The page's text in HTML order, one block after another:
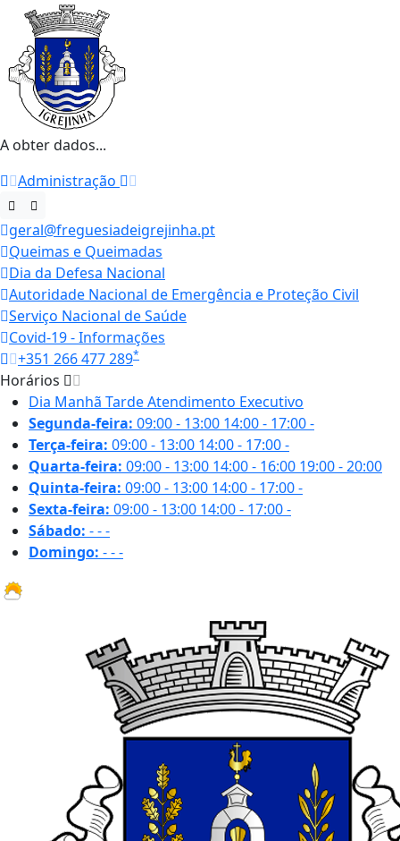
A obter dados...
Administração
geral@freguesiadeigrejinha.pt
Queimas e Queimadas
Dia da Defesa Nacional
Autoridade Nacional de Emergência e Proteção Civil
Serviço Nacional de Saúde
Covid-19 - Informações
+351 266 477 289*
Horários
Dia Manhã TardeAtendimento Executivo
Segunda-feira: 09:00 - 13:00 14:00 - 17:00-
Terça-feira: 09:00 - 13:00 14:00 - 17:00-
Quarta-feira: 09:00 - 13:00 14:00 - 16:00 19:00 - 20:00
Quinta-feira: 09:00 - 13:00 14:00 - 17:00-
Sexta-feira: 09:00 - 13:00 14:00 - 17:00-
Sábado: ---
Domingo: ---